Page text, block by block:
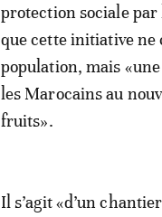
protection sociale
que cette initiative ne
population, mais
les Marocains au
fruits».
Il s’agit «d’un